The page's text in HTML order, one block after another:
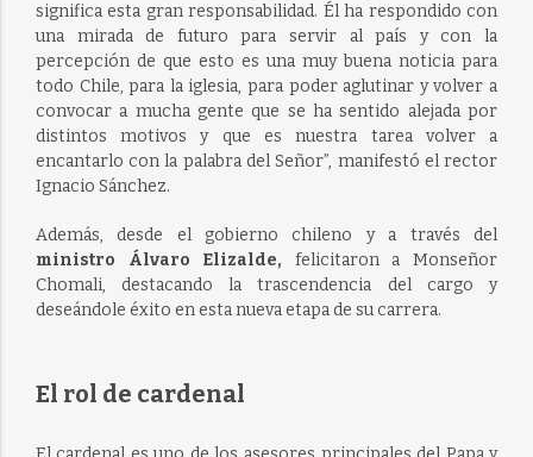
significa esta gran responsabilidad. Él ha respondido con
una mirada de futuro para servir al país y con la
percepción de que esto es una muy buena noticia para
todo Chile, para la iglesia, para poder aglutinar y volver a
convocar a mucha gente que se ha sentido alejada por
distintos motivos y que es nuestra tarea volver a
encantarlo con la palabra del Señor”, manifestó el rector
Ignacio Sánchez.
Además, desde el gobierno chileno y a través del
ministro Álvaro Elizalde, felicitaron a Monseñor
Chomali, destacando la trascendencia del cargo y
deseándole éxito en esta nueva etapa de su carrera.
El rol de cardenal